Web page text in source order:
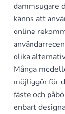
dammsugare
känns att
online
olika
Många
möjliggör för
fäste och
enbart